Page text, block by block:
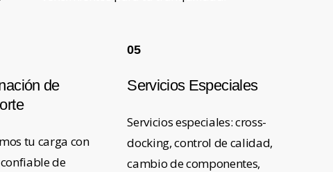
de
tu carga con
de
05
Servicios Especiales
Servicios especiales: cross-
docking, control de calidad,
cambio de componentes,